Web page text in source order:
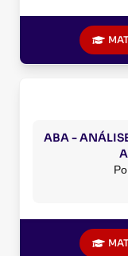
ABA -